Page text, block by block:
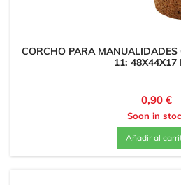
CORCHO PARA
11: 48X44X17
Precio
0,90 €
Soon in
Añadir al